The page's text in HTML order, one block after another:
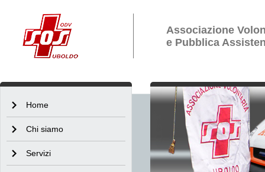
Associazione
e Pubblica
Home
Chi siamo
Servizi